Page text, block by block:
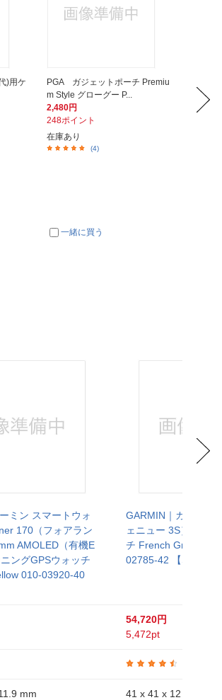
)用ケ
PGA ガジェットポーチ Premiu
m Style グローグー P...
2,480円
248ポイント
在庫あり
(4)
一緒に買う
11,990
ミン スマートウォ
170（フォアラン
AMOLED（有機E
ングGPSウォッチ
010-03920-40
mm
GARMIN｜ガーミン
ェニュー 3S）GPS
チ French Gray /
02785-42 【Suica対
54,720円
5,472pt
41 x 41 x 12 mm